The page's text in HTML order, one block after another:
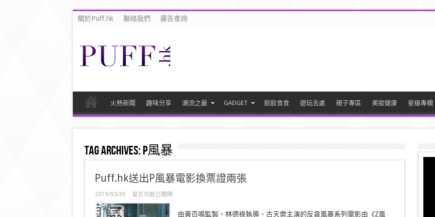
關於Puff.hk 聯絡我們 廣告查詢
火熱新聞 趣味分享 潮流之最 GADGET 飲飲食食 遊玩去處 親子專區 美妝健康 星級專欄
Tag Archives:P風暴
Puff.hk送出P風暴電影換票證兩張
2019/03/30
在
〈Puff.hk
留言功能已關閉
由黃百鳴監製、林德祿執導、古天樂主演的反貪風暴系列電影由《Z風